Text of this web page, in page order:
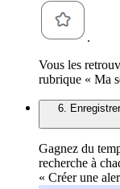
.
Vous les
rubrique « Ma
6.
Gagnez du
recherche à
« Créer une